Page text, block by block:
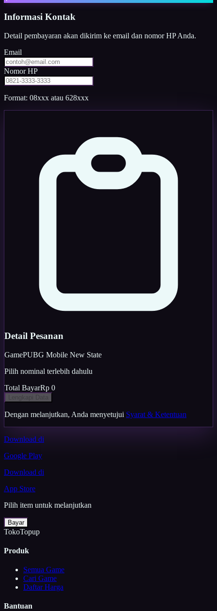
Informasi Kontak
Detail pembayaran akan dikirim ke email dan nomor HP Anda.
Email
Nomor HP
Format: 08xxx atau 628xxx
Detail Pesanan
GamePUBG Mobile New State
Pilih nominal terlebih dahulu
Total BayarRp 0
Dengan melanjutkan, Anda menyetujui Syarat & Ketentuan
Download di
Google Play
Download di
App Store
Pilih item untuk melanjutkan
Bayar
TokoTopup
Produk
Semua Game
Cari Game
Daftar Harga
Bantuan